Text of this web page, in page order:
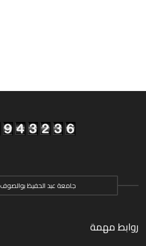
جامعة عبد الحفيظ بوالصوف
روابط مهمة